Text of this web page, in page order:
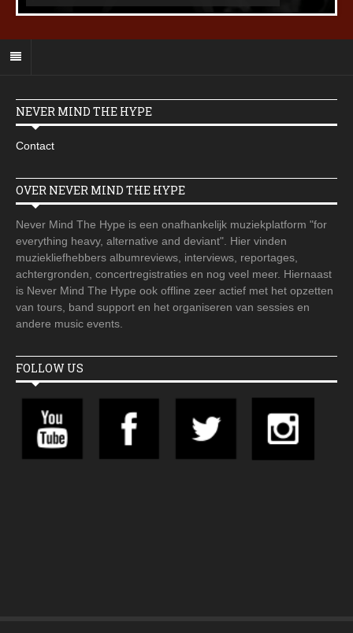
NEVER MIND THE HYPE
Contact
OVER NEVER MIND THE HYPE
Never Mind The Hype is een onafhankelijk muziekplatform "for
everything heavy, alternative and deviant". Hier vinden
muziekliefhebbers albumreviews, interviews, reportages,
achtergronden, concertregistraties en nog veel meer. Hiernaast
is Never Mind The Hype ook offline zeer actief met het opzetten
van tours, band support en het organiseren van sessies en
andere music events.
FOLLOW US